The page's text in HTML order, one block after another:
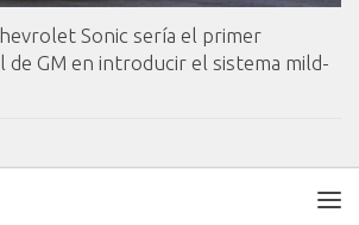
Sonic sería el primer
GM en introducir el sistema mild-